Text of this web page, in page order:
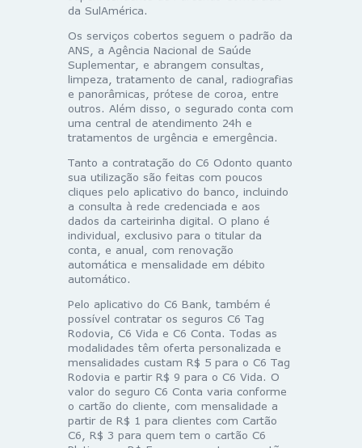
da SulAmérica.
Os serviços cobertos seguem o padrão da
ANS, a Agência Nacional de Saúde
Suplementar, e abrangem consultas,
limpeza, tratamento de canal, radiografias
e panorâmicas, prótese de coroa, entre
outros. Além disso, o segurado conta com
uma central de atendimento 24h e
tratamentos de urgência e emergência.
Tanto a contratação do C6 Odonto quanto
sua utilização são feitas com poucos
cliques pelo aplicativo do banco, incluindo
a consulta à rede credenciada e aos
dados da carteirinha digital. O plano é
individual, exclusivo para o titular da
conta, e anual, com renovação
automática e mensalidade em débito
automático.
Pelo aplicativo do C6 Bank, também é
possível contratar os seguros C6 Tag
Rodovia, C6 Vida e C6 Conta. Todas as
modalidades têm oferta personalizada e
mensalidades custam R$ 5 para o C6 Tag
Rodovia e partir R$ 9 para o C6 Vida. O
valor do seguro C6 Conta varia conforme
o cartão do cliente, com mensalidade a
partir de R$ 1 para clientes com Cartão
C6, R$ 3 para quem tem o cartão C6